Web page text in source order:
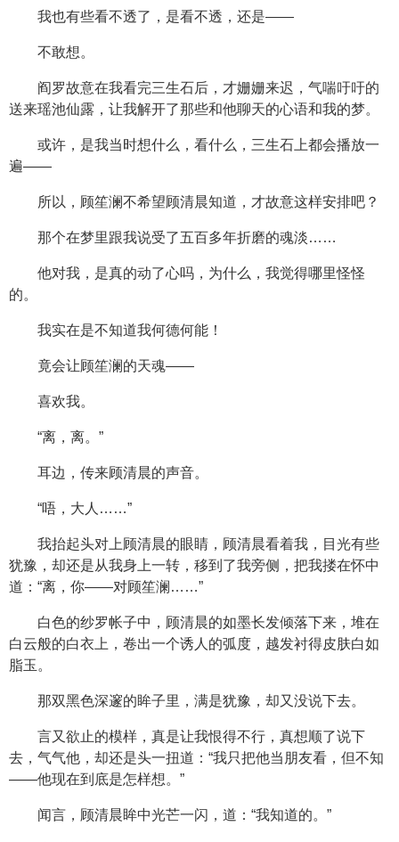
我也有些看不透了，是看不透，还是——
不敢想。
阎罗故意在我看完三生石后，才姗姗来迟，气喘吁吁的
送来瑶池仙露，让我解开了那些和他聊天的心语和我的梦。
或许，是我当时想什么，看什么，三生石上都会播放一
遍——
所以，顾笙澜不希望顾清晨知道，才故意这样安排吧？
那个在梦里跟我说受了五百多年折磨的魂淡……
他对我，是真的动了心吗，为什么，我觉得哪里怪怪
的。
我实在是不知道我何德何能！
竟会让顾笙澜的天魂——
喜欢我。
“离，离。”
耳边，传来顾清晨的声音。
“唔，大人……”
我抬起头对上顾清晨的眼睛，顾清晨看着我，目光有些
犹豫，却还是从我身上一转，移到了我旁侧，把我搂在怀中
道：“离，你——对顾笙澜……”
白色的纱罗帐子中，顾清晨的如墨长发倾落下来，堆在
白云般的白衣上，卷出一个诱人的弧度，越发衬得皮肤白如
脂玉。
那双黑色深邃的眸子里，满是犹豫，却又没说下去。
言又欲止的模样，真是让我恨得不行，真想顺了说下
去，气气他，却还是头一扭道：“我只把他当朋友看，但不知
——他现在到底是怎样想。”
闻言，顾清晨眸中光芒一闪，道：“我知道的。”